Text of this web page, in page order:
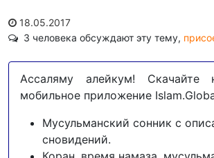
18.05.2017
3 человека обсуждают эту тему,
Ассаляму алейкум! Скачайте
мобильное приложение
Мусульманский сонник с
сновидений.